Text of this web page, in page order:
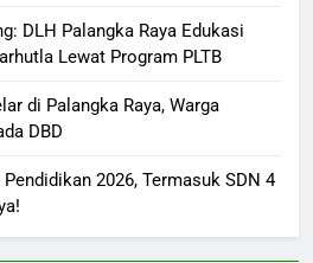
DLH Palangka Raya Edukasi
Lewat Program PLTB
di Palangka Raya, Warga
DBD
2026, Termasuk SDN 4